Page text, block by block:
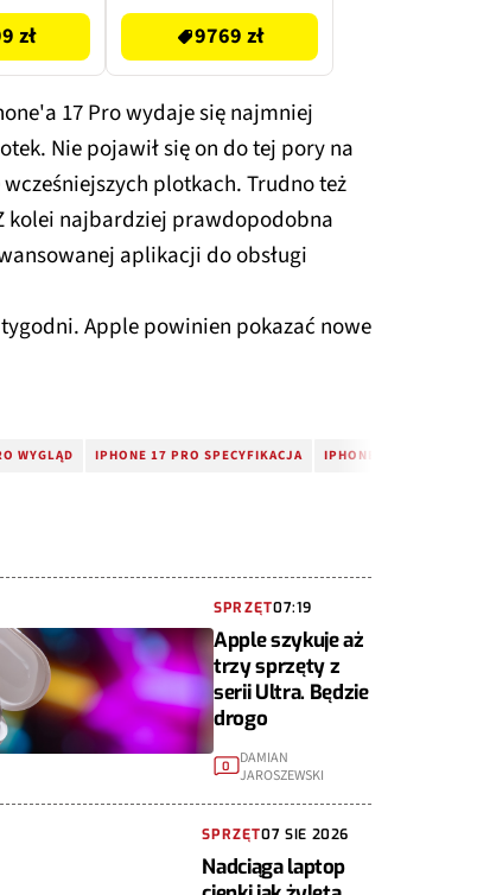
zł 9769 zł
17 Pro wydaje się najmniej
Nie pojawił się on do tej pory na
plotkach. Trudno też
kolei najbardziej prawdopodobna
aplikacji do obsługi
Apple powinien pokazać nowe
WYGLĄD IPHONE 17 PRO SPECYFIKACJA IPHONE 17 PRO APARAT
SPRZĘT07:19
Apple szykuje aż
trzy sprzęty z
serii Ultra. Będzie
drogo
0
DAMIAN
JAROSZEWSKI
SPRZĘT07 SIE 2026
Nadciąga laptop